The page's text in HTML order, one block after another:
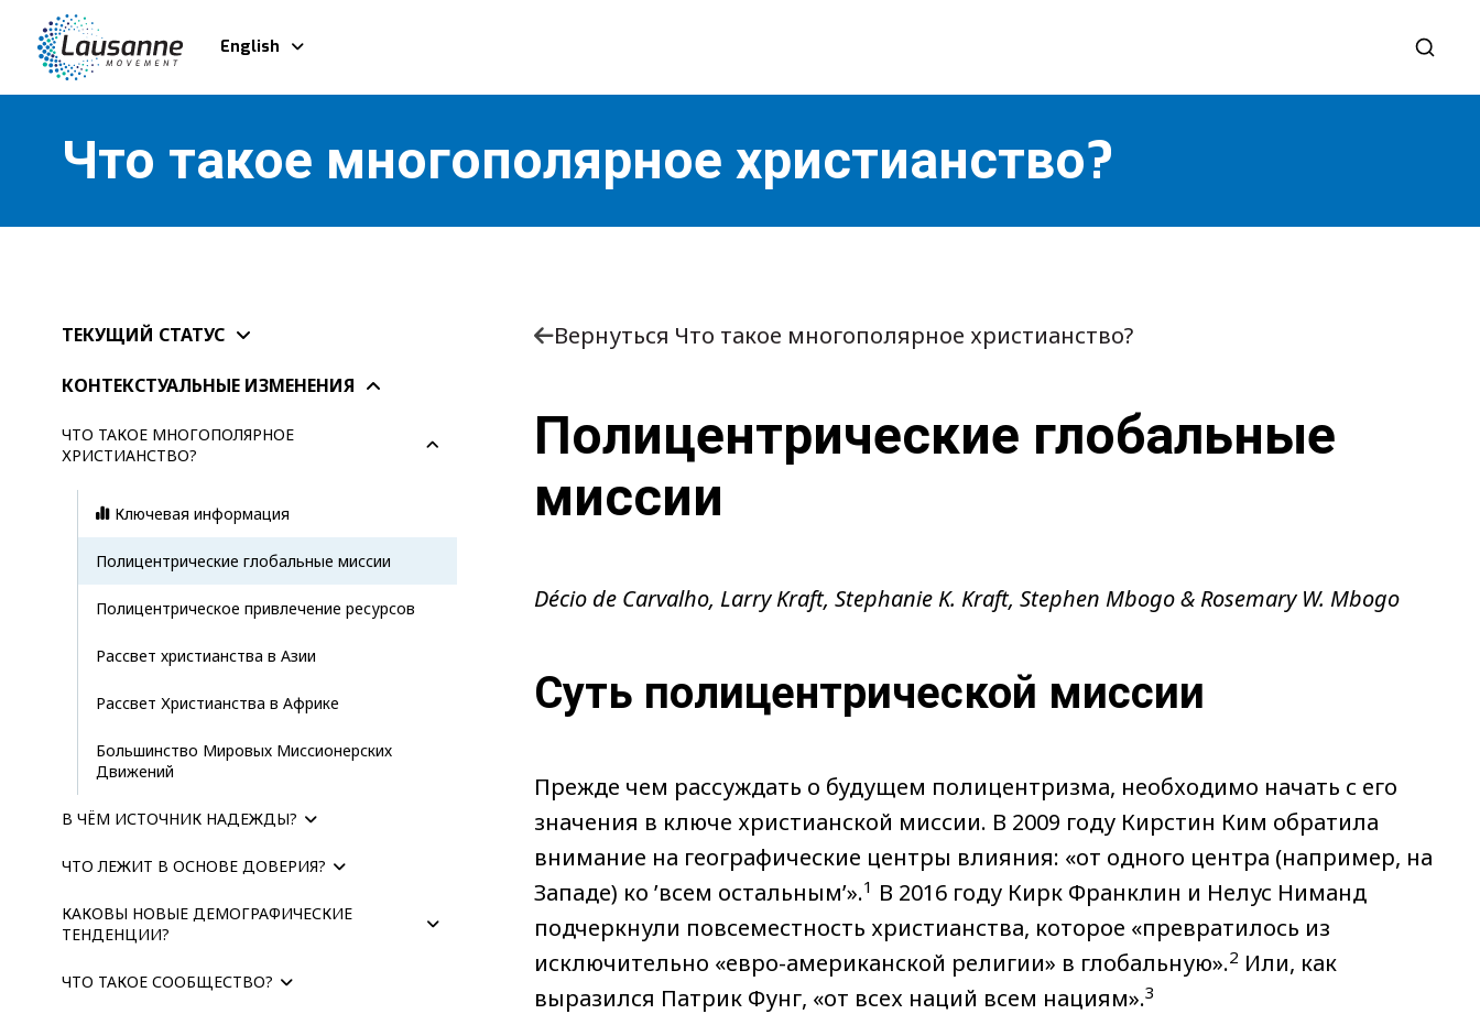
English
Что такое многополярное христианство?
ТЕКУЩИЙ СТАТУС
КОНТЕКСТУАЛЬНЫЕ ИЗМЕНЕНИЯ
ЧТО ТАКОЕ МНОГОПОЛЯРНОЕ
ХРИСТИАНСТВО?
Ключевая информация
Полицентрические глобальные миссии
Полицентрическое привлечение ресурсов
Рассвет христианства в Азии
Рассвет Христианства в Африке
Большинство Мировых Миссионерских
Движений
В ЧЁМ ИСТОЧНИК НАДЕЖДЫ?
ЧТО ЛЕЖИТ В ОСНОВЕ ДОВЕРИЯ?
КАКОВЫ НОВЫЕ ДЕМОГРАФИЧЕСКИЕ
ТЕНДЕНЦИИ?
ЧТО ТАКОЕ СООБЩЕСТВО?
Вернуться Что такое многополярное христианство?
Полицентрические глобальные
миссии
Décio de Carvalho, Larry Kraft, Stephanie K. Kraft, Stephen Mbogo & Rosemary W. Mbogo
Суть полицентрической миссии
Прежде чем рассуждать о будущем полицентризма, необходимо начать с его
значения в ключе христианской миссии. В 2009 году Кирстин Ким обратила
внимание на географические центры влияния: «от одного центра (например, на
Западе) ко ’всем остальным’».1 В 2016 году Кирк Франклин и Нелус Ниманд
подчеркнули повсеместность христианства, которое «превратилось из
исключительно «евро-американской религии» в глобальную».2 Или, как
выразился Патрик Фунг, «от всех наций всем нациям».3